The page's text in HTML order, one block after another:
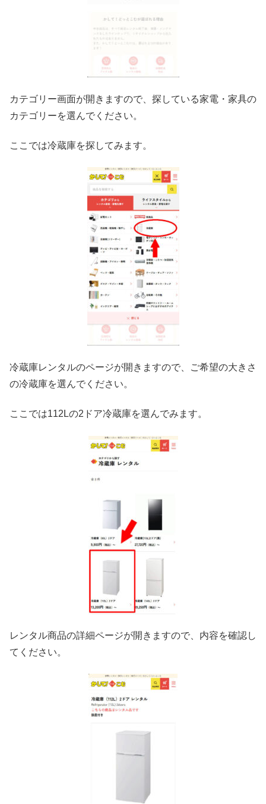
カテゴリー画面が開きますので、探している家電・家具の
カテゴリーを選んでください。
ここでは冷蔵庫を探してみます。
冷蔵庫レンタルのページが開きますので、ご希望の大きさ
の冷蔵庫を選んでください。
ここでは112Lの2ドア冷蔵庫を選んでみます。
レンタル商品の詳細ページが開きますので、内容を確認し
てください。